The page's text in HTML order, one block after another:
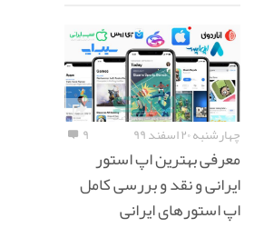
چهارشنبه ۲۰ اسفند ۹۹ ۹
معرفی بهترین اپ استور
ایرانی و نقد و بررسی کامل
اپ استورهای ایرانی